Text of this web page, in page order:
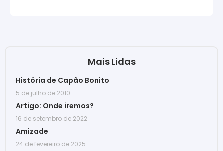
Mais Lidas
História de Capão Bonito
5 de julho de 2010
Artigo: Onde iremos?
16 de setembro de 2022
Amizade
24 de fevereiro de 2025